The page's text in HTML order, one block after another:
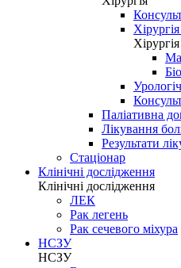
Паліативна
Лікування
Результати
Стаціонар
Клінічні дослідження
Клінічні дослідження
ЛЕК
Рак легень
Рак сечевого міхура
НСЗУ
НСЗУ